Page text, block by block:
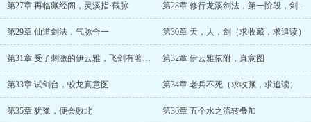
第27章 再临藏经阁，灵溪指·截脉 第28章 修行龙溪剑法，第一阶段，剑合溪
第29章 仙道剑法，气脉合一 第30章 天，人，剑（求收藏，求追读）
第31章 受了刺激的伊云雅，飞剑有著落了 第32章 伊云雅依附，真意图
第33章 试剑台，蛟龙真意图 第34章 老兵不死（求收藏，求追读）
第35章 犹豫，便会败北 第36章 五个水之流转叠加